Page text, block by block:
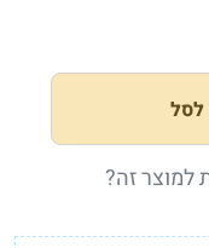
לסל
למוצר זה?